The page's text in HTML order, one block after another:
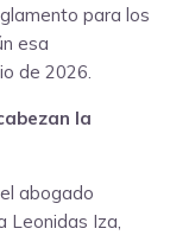
para los
esa
de 2026.
la
abogado
Leonidas Iza,